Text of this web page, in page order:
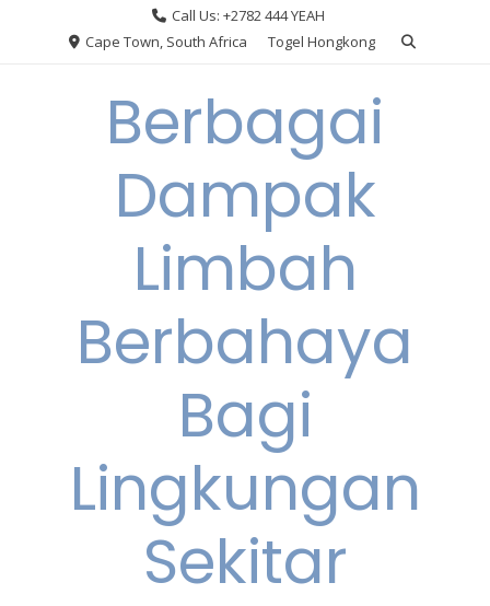
Call Us: +2782 444 YEAH
Cape Town, South Africa
Togel Hongkong
Berbagai
Dampak
Limbah
Berbahaya
Bagi
Lingkungan
Sekitar